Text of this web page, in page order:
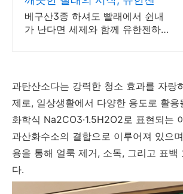
베구산3종 하셔도 빨래에서 쉰내
가 난다면 세제와 함께 유한젠하세
과탄산소다는 강력한 청소 효과를 자랑
제로, 일상생활에서 다양한 용도로 활용
화학식 Na2CO3·1.5H2O2로 표현되는
과산화수소의 결합으로 이루어져 있으
용을 통해 얼룩 제거, 소독, 그리고 표백
다.